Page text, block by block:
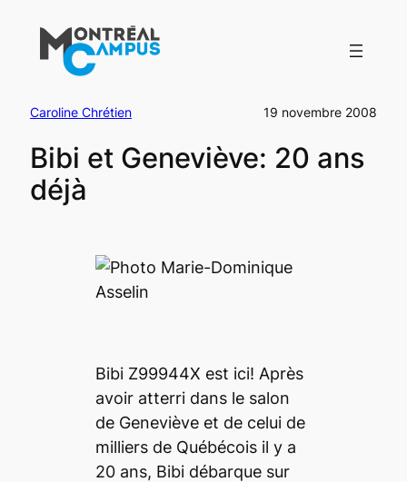
contenu
Caroline Chrétien 19 novembre 2008
Bibi et Geneviève: 20 ans
déjà
Bibi Z99944X est ici! Après
avoir atterri dans le salon
de Geneviève et de celui de
milliers de Québécois il y a
20 ans, Bibi débarque sur